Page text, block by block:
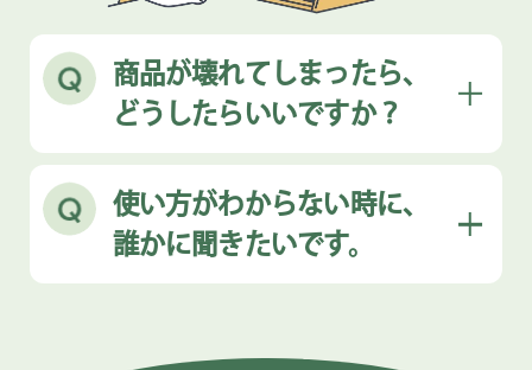
商品が壊れてしまったら、
どうしたらいいですか？
使い方がわからない時に、
誰かに聞きたいです。